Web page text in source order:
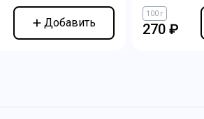
Добавить
100 г
270 ₽